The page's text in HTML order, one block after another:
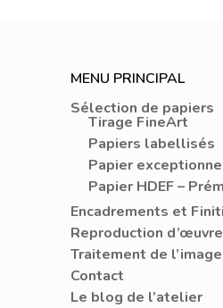
MENU PRINCIPAL
Sélection de papiers
Tirage FineArt
Papiers labellisés
Papier
Papier HDEF –
Encadrements et
Reproduction d’œuvre
Traitement de l’image
Contact
Le blog de l’atelier